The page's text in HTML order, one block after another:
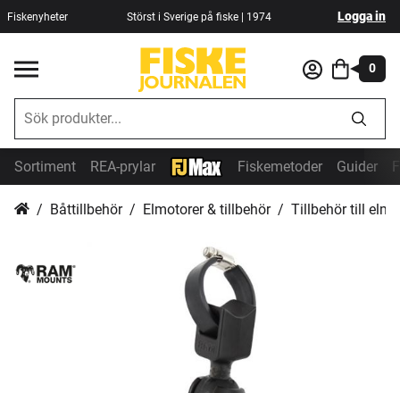
Fiskenyheter Störst i Sverige på fiske | 1974 Logga in
0
Sortiment REA-prylar Fiskemetoder Guider
Båttillbehör Elmotorer & tillbehör Tillbehör till